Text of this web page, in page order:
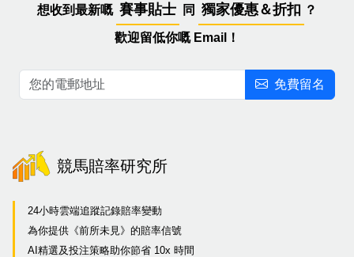
想收到最新嘅 賽事貼士 同 獨家優惠＆折扣 ？
歡迎留低你嘅 Email！
免費留名
競馬賠率研究所
24小時雲端追蹤記錄賠率變動
為你提供《前所未見》的賠率信號
AI精選及投注策略助你節省 10x 時間